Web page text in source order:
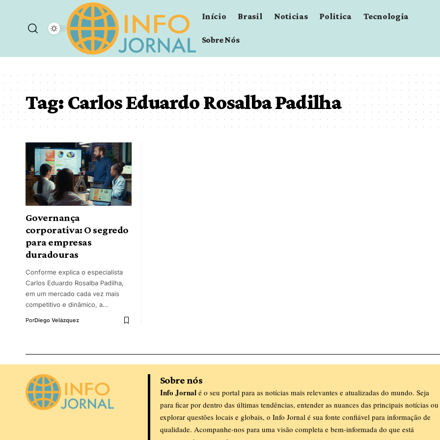
Início Brasil Noticias Politica Tecnologia
Sobre Nós
Tag: Carlos Eduardo Rosalba Padilha
Governança
corporativa: O segredo
para empresas
duradouras
Conforme explica o especialista
Carlos Eduardo Rosalba Padilha,
em um mercado cada vez mais
competitivo e dinâmico, a…
PorDiego Velázquez
Sobre nós
Info Jornalé o seu portal para as notícias mais relevantes e atualizadas do mundo. Seja
para ficar por dentro das últimas tendências, entender as nuances das principais notícias ou
explorar questões locais e globais, o Info Jornal é sua fonte confiável para informação de
qualidade. Acompanhe-nos para uma visão completa e bem-informada do que está